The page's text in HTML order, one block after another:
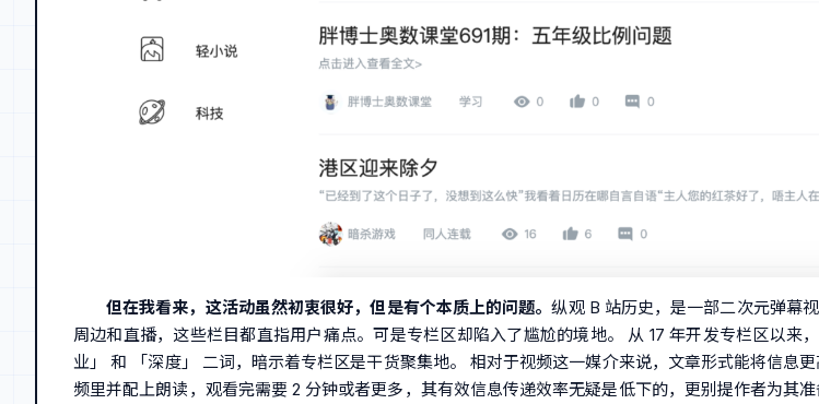
但在我看来，这活动虽然初衷很好，但是有个本质上的问题。纵观 B 站历史，是一部二次元弹幕
周边和直播，这些栏目都直指用户痛点。可是专栏区却陷入了尴尬的境地。 从 17 年开发专栏区以来
业」 和 「深度」 二词，暗示着专栏区是干货聚集地。 相对于视频这一媒介来说，文章形式能将信息
频里并配上朗读，观看完需要 2 分钟或者更多，其有效信息传递效率无疑是低下的，更别提作者为其